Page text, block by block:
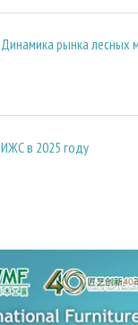
Динамика рынка лесных
ИЖС в 2025 году